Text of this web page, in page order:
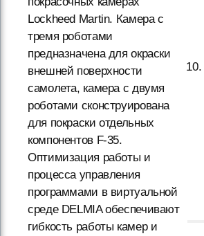
Lockheed Martin. Камера с
тремя роботами
предназначена для окраски
внешней поверхности
самолета, камера с двумя
роботами сконструирована
для покраски отдельных
компонентов F-35.
Оптимизация работы и
процесса управления
программами в виртуальной
среде DELMIA обеспечивают
гибкость работы камер и